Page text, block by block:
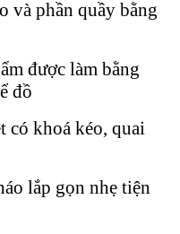
và phần quầy bằng
được làm bằng
đồ
khoá kéo, quai
lắp gọn nhẹ tiện